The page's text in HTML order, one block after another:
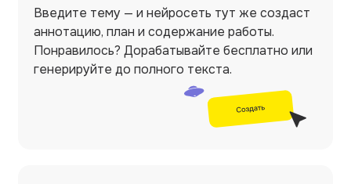
Введите тему — и нейросеть тут же создаст
аннотацию, план и содержание работы.
Понравилось? Дорабатывайте бесплатно или
генерируйте до полного текста.